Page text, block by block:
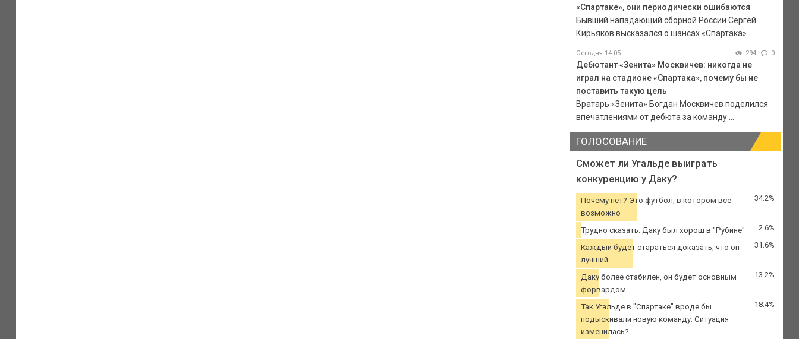
«Спартаке», они периодически ошибаются
Бывший нападающий сборной России Сергей
Кирьяков высказался о шансах «Спартака» ...
Сегодня 14:05 294 0
Дебютант «Зенита» Москвичев: никогда не
играл на стадионе «Спартака», почему бы не
поставить такую цель
Вратарь «Зенита» Богдан Москвичев поделился
впечатлениями от дебюта за команду ...
ГОЛОСОВАНИЕ
Сможет ли Угальде выиграть
конкуренцию у Даку?
Почему нет? Это футбол, в котором все
возможно
34.2%
Трудно сказать. Даку был хорош в "Рубине" 2.6%
Каждый будет стараться доказать, что он
лучший
31.6%
Даку более стабилен, он будет основным
форвардом
13.2%
Так Угальде в "Спартаке" вроде бы
подыскивали новую команду. Ситуация
изменилась?
18.4%